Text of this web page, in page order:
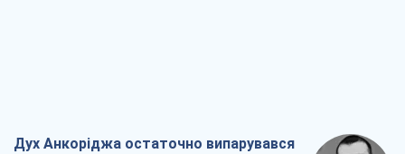
Дух Анкоріджа остаточно випарувався